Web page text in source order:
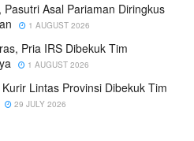
Asal Pariaman Diringkus
1 AUGUST 2026
Pria IRS Dibekuk Tim
1 AUGUST 2026
Lintas Provinsi Dibekuk Tim
29 JULY 2026